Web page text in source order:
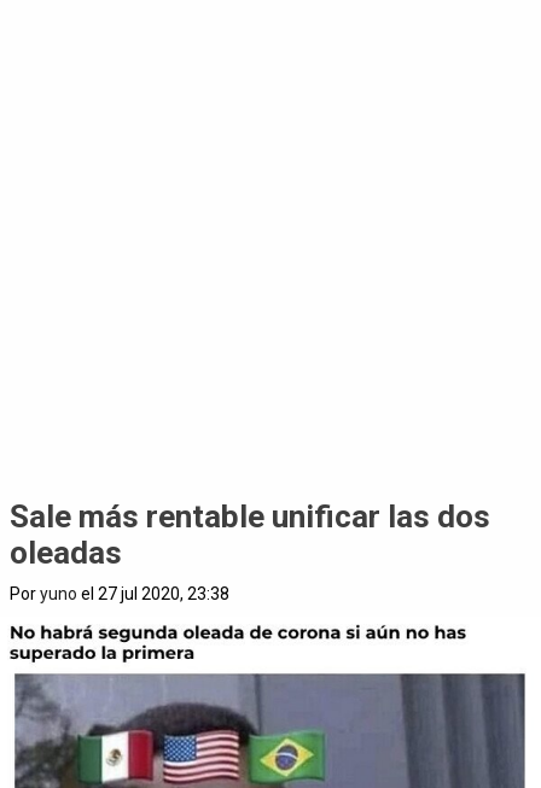
Sale más rentable unificar las dos
oleadas
Poryuno el 27 jul 2020, 23:38